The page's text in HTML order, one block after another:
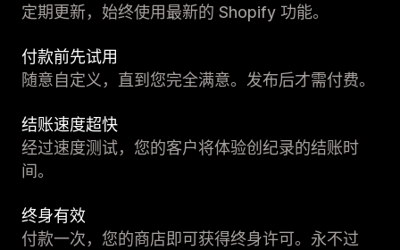
定期更新，始终使用最新的 Shopify 功能。
付款前先试用
随意自定义，直到您完全满意。发布后才需付费。
结账速度超快
经过速度测试，您的客户将体验创纪录的结账时
间。
终身有效
付款一次，您的商店即可获得终身许可。永不过